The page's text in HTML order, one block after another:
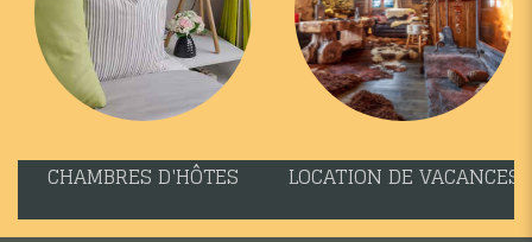
CHAMBRES D'HÔTES LOCATION DE VACANCES